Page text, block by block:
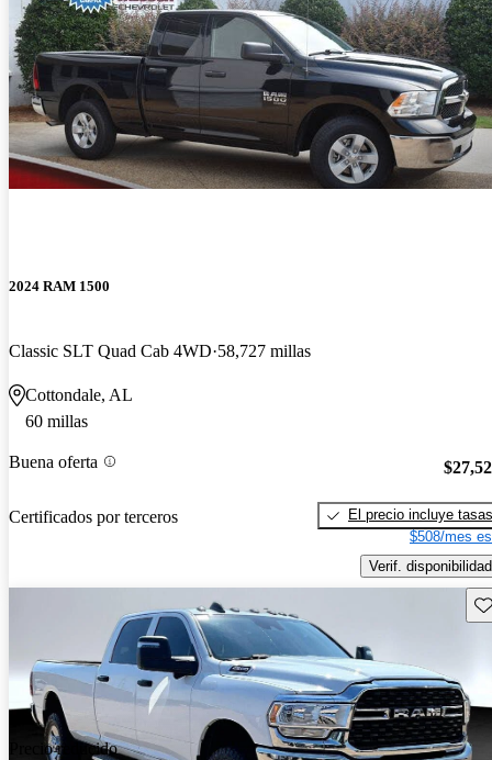
2024 RAM 1500
Classic SLT Quad Cab 4WD 58,727 millas
Cottondale, AL
60 millas
Buena oferta
Certificados por terceros
El precio incluye tasas
$508/mes
Verif. disponibilidad
Precio reducido